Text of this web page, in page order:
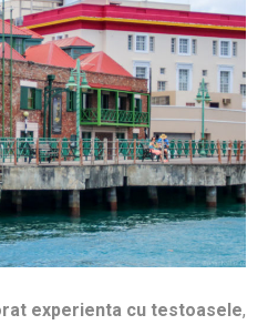
experienta cu testoasele,